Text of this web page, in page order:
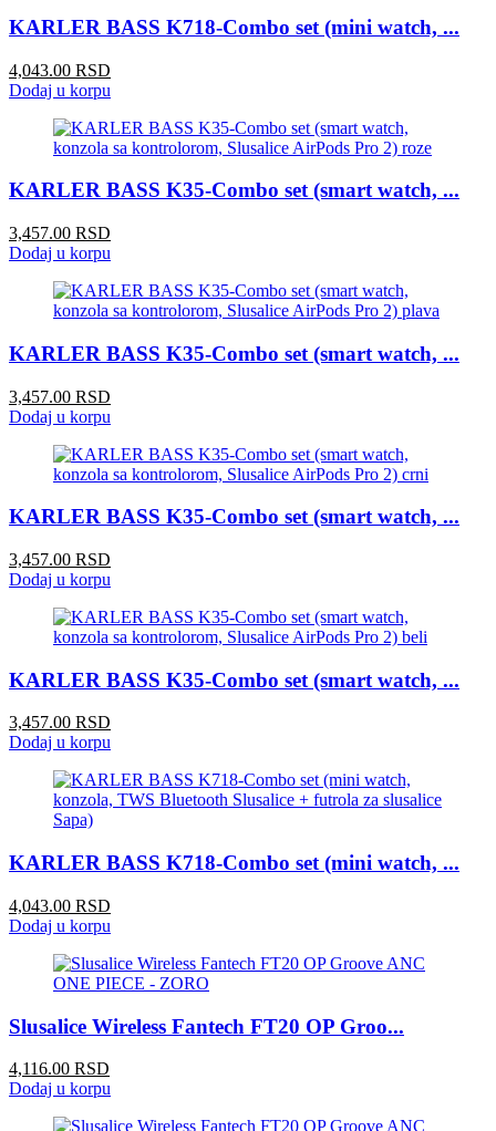
KARLER BASS K718-Combo set (mini watch, ...
4,043.00 RSD
Dodaj u korpu
KARLER BASS K35-Combo set (smart watch, ...
3,457.00 RSD
Dodaj u korpu
KARLER BASS K35-Combo set (smart watch, ...
3,457.00 RSD
Dodaj u korpu
KARLER BASS K35-Combo set (smart watch, ...
3,457.00 RSD
Dodaj u korpu
KARLER BASS K35-Combo set (smart watch, ...
3,457.00 RSD
Dodaj u korpu
KARLER BASS K718-Combo set (mini watch, ...
4,043.00 RSD
Dodaj u korpu
Slusalice Wireless Fantech FT20 OP Groo...
4,116.00 RSD
Dodaj u korpu